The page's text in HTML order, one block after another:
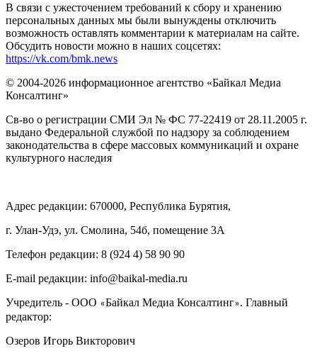
В связи с ужесточением требований к сбору и хранению
персональных данных мы были вынуждены отключить
возможность оставлять комментарии к материалам на сайте.
Обсудить новости можно в наших соцсетях:
https://vk.com/bmk.news
© 2004-2026 информационное агентство «Байкал Медиа
Консалтинг»
Св-во о регистрации СМИ Эл № ФС 77-22419 от 28.11.2005 г.
выдано Федеральной службой по надзору за соблюдением
законодательства в сфере массовых коммуникаций и охране
культурного наследия
Адрес редакции: 670000, Республика Бурятия,
г. Улан-Удэ, ул. Смолина, 54б, помещение 3А
Телефон редакции: ‎‎8 (924 4) 58 90 90
E-mail редакции: info@baikal-media.ru
Учредитель - ООО «Байкал Медиа Консалтинг». Главный
редактор:
Озеров Игорь Викторович